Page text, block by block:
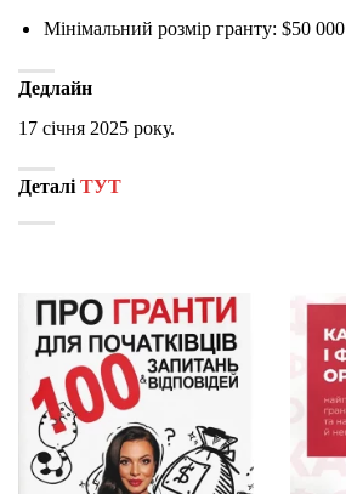
Мінімальний розмір гранту: $50 000
Дедлайн
17 січня 2025 року.
Деталі ТУТ